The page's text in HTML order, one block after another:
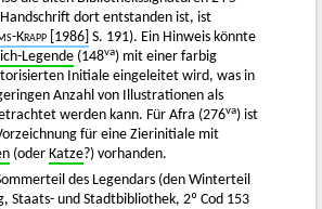
dort entstanden ist, ist
Krapp [1986] S. 191). Ein Hinweis könnte
Legende (148va) mit einer farbig
Initiale eingeleitet wird, was in
Anzahl von Illustrationen als
werden kann. Für Afra (276va) ist
für eine Zierinitiale mit
(oder Katze?) vorhanden.
des Legendars (den Winterteil
Staats- und Stadtbibliothek, 2º Cod 153